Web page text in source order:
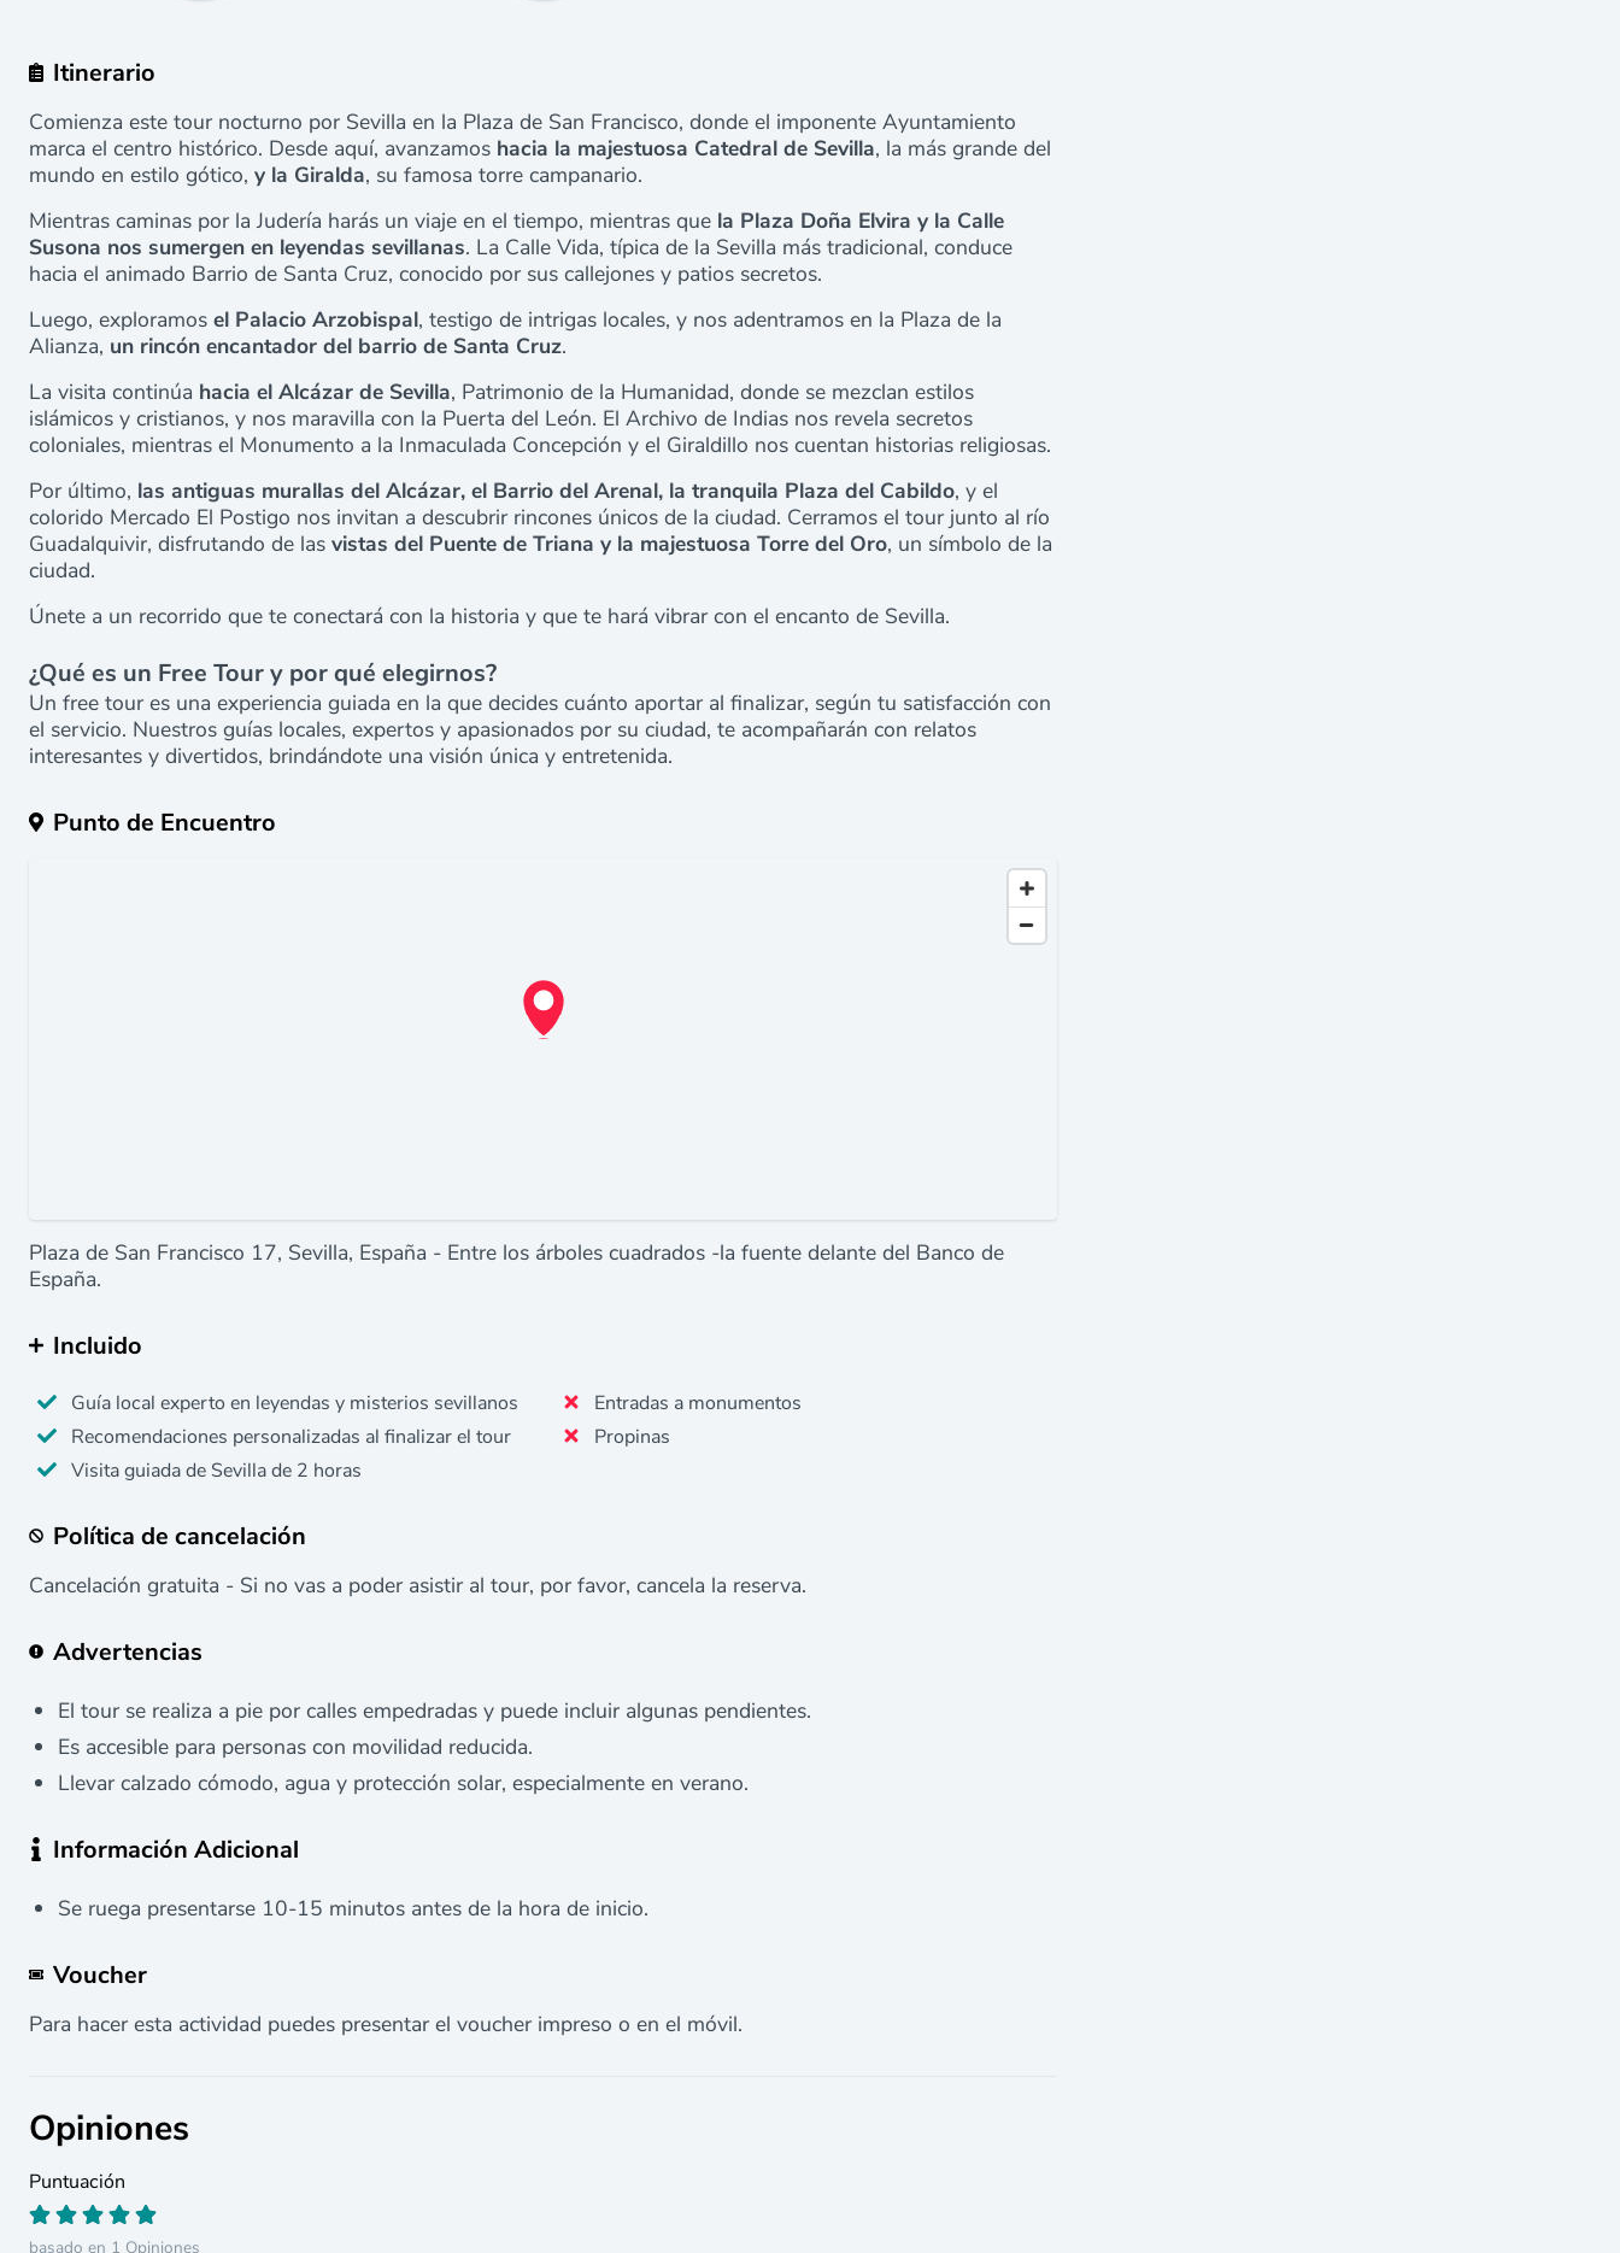
Itinerario
Comienza este tour nocturno por Sevilla en la Plaza de San Francisco, donde el imponente Ayuntamiento
marca el centro histórico. Desde aquí, avanzamos hacia la majestuosa Catedral de Sevilla, la más grande del
mundo en estilo gótico, y la Giralda, su famosa torre campanario.
Mientras caminas por la Judería harás un viaje en el tiempo, mientras que la Plaza Doña Elvira y la Calle
Susona nos sumergen en leyendas sevillanas. La Calle Vida, típica de la Sevilla más tradicional, conduce
hacia el animado Barrio de Santa Cruz, conocido por sus callejones y patios secretos.
Luego, exploramos el Palacio Arzobispal, testigo de intrigas locales, y nos adentramos en la Plaza de la
Alianza, un rincón encantador del barrio de Santa Cruz.
La visita continúa hacia el Alcázar de Sevilla, Patrimonio de la Humanidad, donde se mezclan estilos
islámicos y cristianos, y nos maravilla con la Puerta del León. El Archivo de Indias nos revela secretos
coloniales, mientras el Monumento a la Inmaculada Concepción y el Giraldillo nos cuentan historias religiosas.
Por último, las antiguas murallas del Alcázar, el Barrio del Arenal, la tranquila Plaza del Cabildo, y el
colorido Mercado El Postigo nos invitan a descubrir rincones únicos de la ciudad. Cerramos el tour junto al río
Guadalquivir, disfrutando de las vistas del Puente de Triana y la majestuosa Torre del Oro, un símbolo de la
ciudad.
Únete a un recorrido que te conectará con la historia y que te hará vibrar con el encanto de Sevilla.
¿Qué es un Free Tour y por qué elegirnos?
Un free tour es una experiencia guiada en la que decides cuánto aportar al finalizar, según tu satisfacción con
el servicio. Nuestros guías locales, expertos y apasionados por su ciudad, te acompañarán con relatos
interesantes y divertidos, brindándote una visión única y entretenida.
Punto de Encuentro
Plaza de San Francisco 17, Sevilla, España - Entre los árboles cuadrados -la fuente delante del Banco de
España.
Incluido
Guía local experto en leyendas y misterios sevillanos
Recomendaciones personalizadas al finalizar el tour
Visita guiada de Sevilla de 2 horas
Entradas a monumentos
Propinas
Política de cancelación
Cancelación gratuita - Si no vas a poder asistir al tour, por favor, cancela la reserva.
Advertencias
El tour se realiza a pie por calles empedradas y puede incluir algunas pendientes.​
Es accesible para personas con movilidad reducida.​
Llevar calzado cómodo, agua y protección solar, especialmente en verano.
Información Adicional
Se ruega presentarse 10-15 minutos antes de la hora de inicio.​
Voucher
Para hacer esta actividad puedes presentar el voucher impreso o en el móvil.
Opiniones
Puntuación
basado en 1 Opiniones